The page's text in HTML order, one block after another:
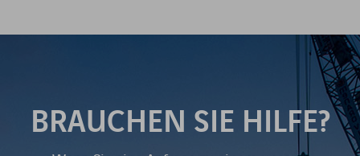
BRAUCHEN SIE HILFE?